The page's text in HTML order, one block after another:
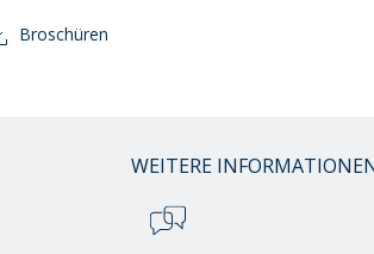
Broschüren
WEITERE